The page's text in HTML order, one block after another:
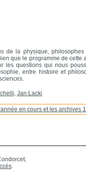
de la physique,
que le programme de cette
les questions qui nous
entre histoire et
, Jan Lacki
en cours et les archives
.